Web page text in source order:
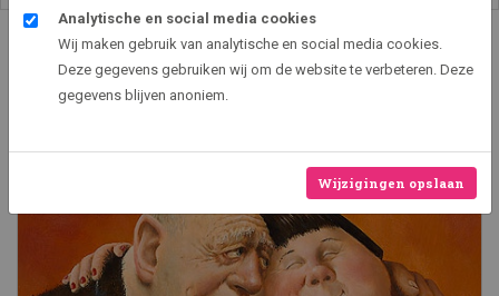
Analytische en social media cookies
Wij maken gebruik van analytische en social media cookies.
Deze gegevens gebruiken wij om de website te verbeteren. Deze
gegevens blijven anoniem.
Wijzigingen opslaan
Art2EXPO GallerySHOP - de leukste kunst cadeau ideeën
Knuffel